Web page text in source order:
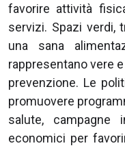
favorire attività
servizi. Spazi verdi,
una sana
rappresentano vere
prevenzione. Le
promuovere
salute, campagne
economici per